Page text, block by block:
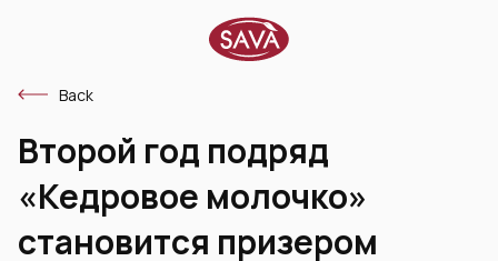
Back
​Второй год подряд
«Кедровое молочко»
становится призером